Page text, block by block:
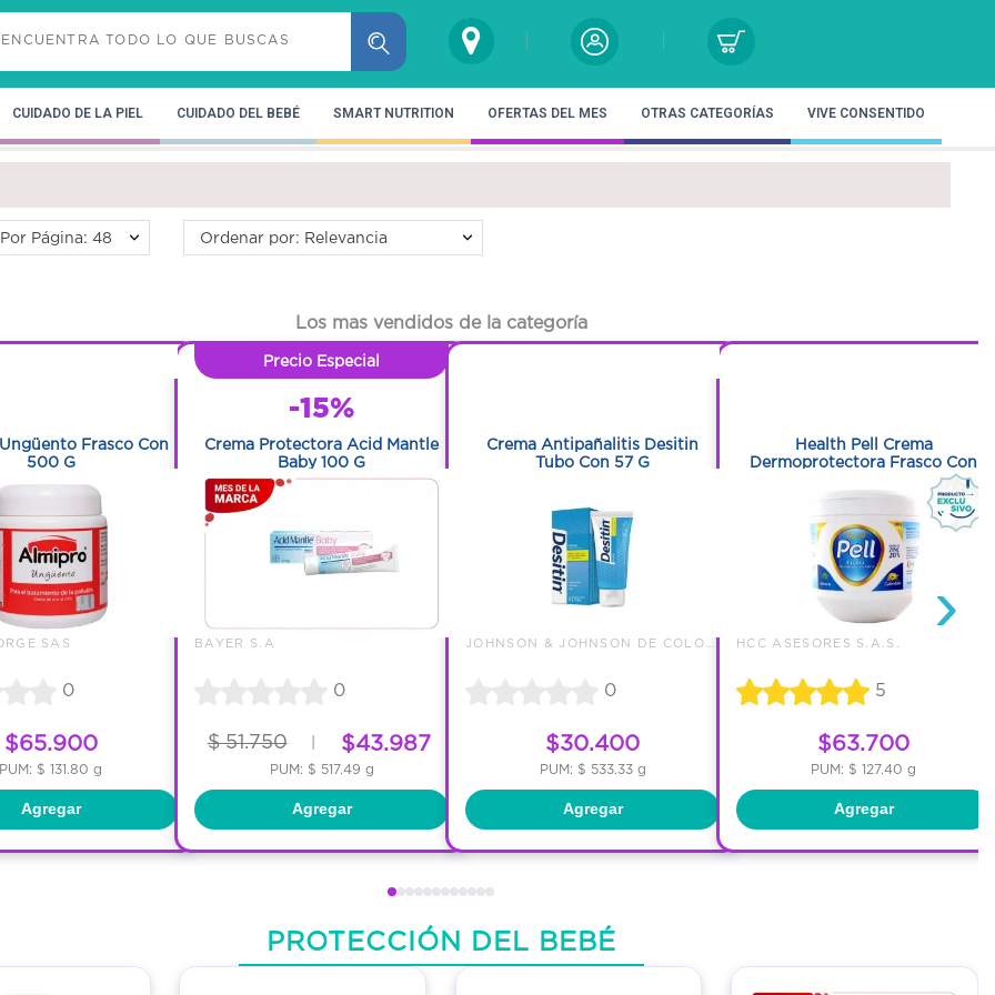
CUIDADO DE LA PIEL CUIDADO DEL BEBÉ SMART NUTRITION OFERTAS DEL MES OTRAS CATEGORÍAS VIVE CONSENTIDO
Por Página: 48 Ordenar por: Relevancia
Los mas vendidos de la categoría
Frasco Con
500 G
SAS
0
$65.900
PUM: $ 131.80 g
Agregar
Precio Especial
-15%
Crema Protectora Acid Mantle
Baby 100 G
BAYER S.A
0
$ 51.750 | $43.987
PUM: $ 517.49 g
Agregar
Crema Antipañalitis Desitin
Tubo Con 57 G
0
$30.400
PUM: $ 533.33 g
Agregar
Health Pell Crema
Dermoprotectora Frasco Con
HCC ASESORES S.A.S.
5
$63.700
PUM: $ 127.40 g
Agregar
›
PROTECCIÓN DEL BEBÉ